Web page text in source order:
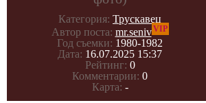
Категория: Трускавец
Автор поста: mr.senivVIP
Год съемки: 1980-1982
Дата: 16.07.2025 15:37
Рейтинг: 0
Комментарии: 0
Карта: -